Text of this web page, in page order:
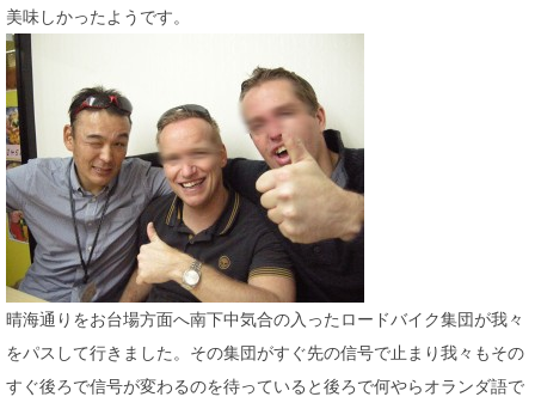
美味しかったようです。
晴海通りをお台場方面へ南下中気合の入ったロードバイク集団が我々
をパスして行きました。その集団がすぐ先の信号で止まり我々もその
すぐ後ろで信号が変わるのを待っていると後ろで何やらオランダ語で